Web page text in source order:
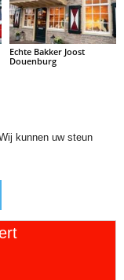
Echte Bakker Joost
Douenburg
kunnen uw steun